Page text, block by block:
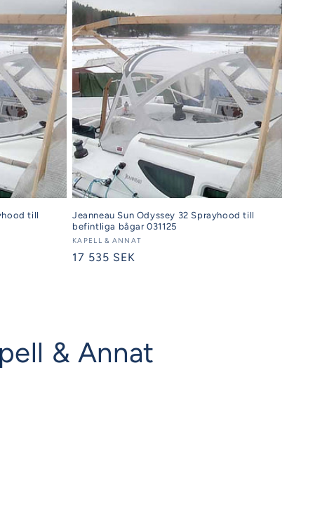
till
Jeanneau Sun Odyssey 32 Sprayhood till
befintliga bågar 031125
Säljare:
KAPELL & ANNAT
Ordinarie
17 535 SEK
& Annat